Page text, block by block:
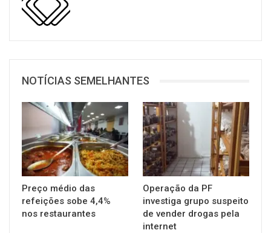
NOTÍCIAS SEMELHANTES
Preço médio das
refeições sobe 4,4%
nos restaurantes
Operação da PF
investiga grupo suspeito
de vender drogas pela
internet